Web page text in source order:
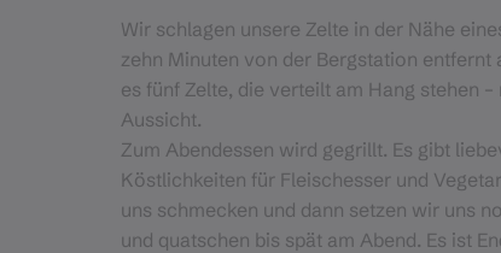
Wir schlagen unsere Zelte in der Nähe
zehn Minuten von der Bergstation entfernt
es fünf Zelte, die verteilt am Hang stehen
Aussicht.
Zum Abendessen wird gegrillt. Es gibt
Köstlichkeiten für Fleischesser und
uns schmecken und dann setzen wir uns
und quatschen bis spät am Abend. Es ist